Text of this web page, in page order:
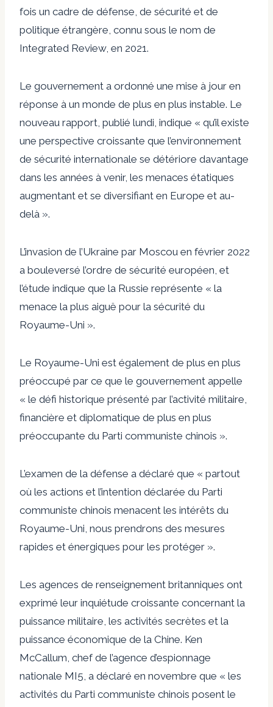
fois un cadre de défense, de sécurité et de
politique étrangère, connu sous le nom de
Integrated Review, en 2021.
Le gouvernement a ordonné une mise à jour en
réponse à un monde de plus en plus instable. Le
nouveau rapport, publié lundi, indique « qu’il existe
une perspective croissante que l’environnement
de sécurité internationale se détériore davantage
dans les années à venir, les menaces étatiques
augmentant et se diversifiant en Europe et au-
delà ».
L’invasion de l’Ukraine par Moscou en février 2022
a bouleversé l’ordre de sécurité européen, et
l’étude indique que la Russie représente « la
menace la plus aiguë pour la sécurité du
Royaume-Uni ».
Le Royaume-Uni est également de plus en plus
préoccupé par ce que le gouvernement appelle
« le défi historique présenté par l’activité militaire,
financière et diplomatique de plus en plus
préoccupante du Parti communiste chinois ».
L’examen de la défense a déclaré que « partout
où les actions et l’intention déclarée du Parti
communiste chinois menacent les intérêts du
Royaume-Uni, nous prendrons des mesures
rapides et énergiques pour les protéger ».
Les agences de renseignement britanniques ont
exprimé leur inquiétude croissante concernant la
puissance militaire, les activités secrètes et la
puissance économique de la Chine. Ken
McCallum, chef de l’agence d’espionnage
nationale MI5, a déclaré en novembre que « les
activités du Parti communiste chinois posent le